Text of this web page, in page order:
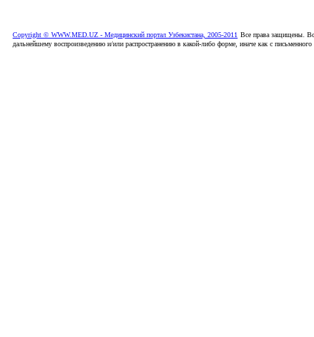
Copyright © WWW.MED.UZ - Медицинский портал Узбекистана, 2005-2011 Все права защищены.
дальнейшему воспроизведению и/или распространению в какой-либо форме, иначе как с